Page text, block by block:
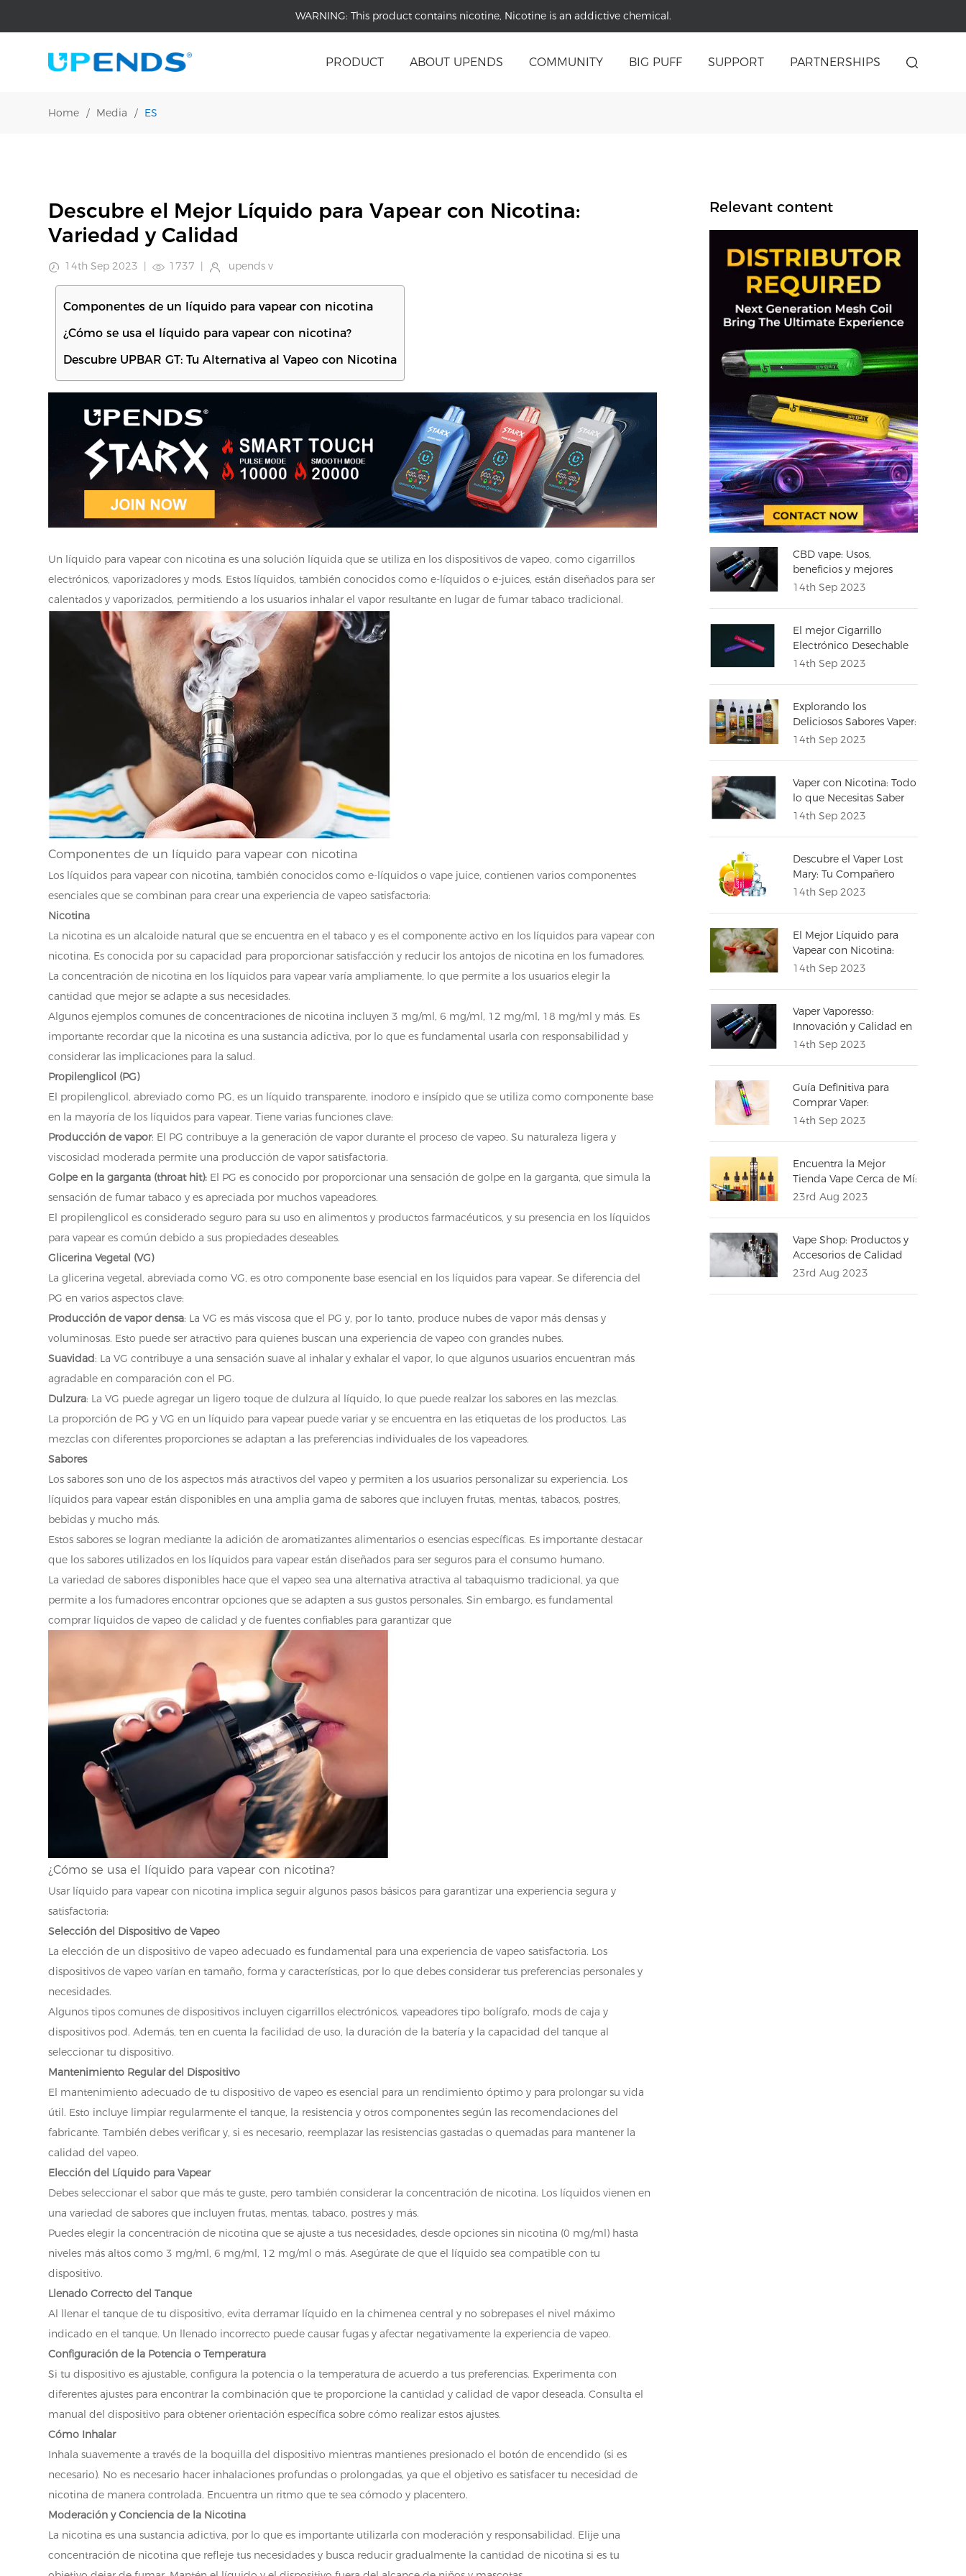
WARNING: This product contains nicotine, Nicotine is an addictive chemical.
PRODUCT ABOUT UPENDS COMMUNITY BIG PUFF SUPPORT PARTNERSHIPS
Home / Media / ES
Descubre el Mejor Líquido para Vapear con Nicotina:
Variedad y Calidad
14th Sep 2023 1737 upends v
Componentes de un líquido para vapear con nicotina
¿Cómo se usa el líquido para vapear con nicotina?
Descubre UPBAR GT: Tu Alternativa al Vapeo con Nicotina
Un líquido para vapear con nicotina es una solución líquida que se utiliza en los dispositivos de vapeo, como cigarrillos
electrónicos, vaporizadores y mods. Estos líquidos, también conocidos como e-líquidos o e-juices, están diseñados para ser
calentados y vaporizados, permitiendo a los usuarios inhalar el vapor resultante en lugar de fumar tabaco tradicional.
Componentes de un líquido para vapear con nicotina
Los líquidos para vapear con nicotina, también conocidos como e-líquidos o vape juice, contienen varios componentes
esenciales que se combinan para crear una experiencia de vapeo satisfactoria:
Nicotina
La nicotina es un alcaloide natural que se encuentra en el tabaco y es el componente activo en los líquidos para vapear con
nicotina. Es conocida por su capacidad para proporcionar satisfacción y reducir los antojos de nicotina en los fumadores.
La concentración de nicotina en los líquidos para vapear varía ampliamente, lo que permite a los usuarios elegir la
cantidad que mejor se adapte a sus necesidades.
Algunos ejemplos comunes de concentraciones de nicotina incluyen 3 mg/ml, 6 mg/ml, 12 mg/ml, 18 mg/ml y más. Es
importante recordar que la nicotina es una sustancia adictiva, por lo que es fundamental usarla con responsabilidad y
considerar las implicaciones para la salud.
Propilenglicol (PG)
El propilenglicol, abreviado como PG, es un líquido transparente, inodoro e insípido que se utiliza como componente base
en la mayoría de los líquidos para vapear. Tiene varias funciones clave:
Producción de vapor: El PG contribuye a la generación de vapor durante el proceso de vapeo. Su naturaleza ligera y
viscosidad moderada permite una producción de vapor satisfactoria.
Golpe en la garganta (throat hit): El PG es conocido por proporcionar una sensación de golpe en la garganta, que simula la
sensación de fumar tabaco y es apreciada por muchos vapeadores.
El propilenglicol es considerado seguro para su uso en alimentos y productos farmacéuticos, y su presencia en los líquidos
para vapear es común debido a sus propiedades deseables.
Glicerina Vegetal (VG)
La glicerina vegetal, abreviada como VG, es otro componente base esencial en los líquidos para vapear. Se diferencia del
PG en varios aspectos clave:
Producción de vapor densa: La VG es más viscosa que el PG y, por lo tanto, produce nubes de vapor más densas y
voluminosas. Esto puede ser atractivo para quienes buscan una experiencia de vapeo con grandes nubes.
Suavidad: La VG contribuye a una sensación suave al inhalar y exhalar el vapor, lo que algunos usuarios encuentran más
agradable en comparación con el PG.
Dulzura: La VG puede agregar un ligero toque de dulzura al líquido, lo que puede realzar los sabores en las mezclas.
La proporción de PG y VG en un líquido para vapear puede variar y se encuentra en las etiquetas de los productos. Las
mezclas con diferentes proporciones se adaptan a las preferencias individuales de los vapeadores.
Sabores
Los sabores son uno de los aspectos más atractivos del vapeo y permiten a los usuarios personalizar su experiencia. Los
líquidos para vapear están disponibles en una amplia gama de sabores que incluyen frutas, mentas, tabacos, postres,
bebidas y mucho más.
Estos sabores se logran mediante la adición de aromatizantes alimentarios o esencias específicas. Es importante destacar
que los sabores utilizados en los líquidos para vapear están diseñados para ser seguros para el consumo humano.
La variedad de sabores disponibles hace que el vapeo sea una alternativa atractiva al tabaquismo tradicional, ya que
permite a los fumadores encontrar opciones que se adapten a sus gustos personales. Sin embargo, es fundamental
comprar líquidos de vapeo de calidad y de fuentes confiables para garantizar que
¿Cómo se usa el líquido para vapear con nicotina?
Usar líquido para vapear con nicotina implica seguir algunos pasos básicos para garantizar una experiencia segura y
satisfactoria:
Selección del Dispositivo de Vapeo
La elección de un dispositivo de vapeo adecuado es fundamental para una experiencia de vapeo satisfactoria. Los
dispositivos de vapeo varían en tamaño, forma y características, por lo que debes considerar tus preferencias personales y
necesidades.
Algunos tipos comunes de dispositivos incluyen cigarrillos electrónicos, vapeadores tipo bolígrafo, mods de caja y
dispositivos pod. Además, ten en cuenta la facilidad de uso, la duración de la batería y la capacidad del tanque al
seleccionar tu dispositivo.
Mantenimiento Regular del Dispositivo
El mantenimiento adecuado de tu dispositivo de vapeo es esencial para un rendimiento óptimo y para prolongar su vida
útil. Esto incluye limpiar regularmente el tanque, la resistencia y otros componentes según las recomendaciones del
fabricante. También debes verificar y, si es necesario, reemplazar las resistencias gastadas o quemadas para mantener la
calidad del vapeo.
Elección del Líquido para Vapear
Debes seleccionar el sabor que más te guste, pero también considerar la concentración de nicotina. Los líquidos vienen en
una variedad de sabores que incluyen frutas, mentas, tabaco, postres y más.
Puedes elegir la concentración de nicotina que se ajuste a tus necesidades, desde opciones sin nicotina (0 mg/ml) hasta
niveles más altos como 3 mg/ml, 6 mg/ml, 12 mg/ml o más. Asegúrate de que el líquido sea compatible con tu
dispositivo.
Llenado Correcto del Tanque
Al llenar el tanque de tu dispositivo, evita derramar líquido en la chimenea central y no sobrepases el nivel máximo
indicado en el tanque. Un llenado incorrecto puede causar fugas y afectar negativamente la experiencia de vapeo.
Configuración de la Potencia o Temperatura
Si tu dispositivo es ajustable, configura la potencia o la temperatura de acuerdo a tus preferencias. Experimenta con
diferentes ajustes para encontrar la combinación que te proporcione la cantidad y calidad de vapor deseada. Consulta el
manual del dispositivo para obtener orientación específica sobre cómo realizar estos ajustes.
Cómo Inhalar
Inhala suavemente a través de la boquilla del dispositivo mientras mantienes presionado el botón de encendido (si es
necesario). No es necesario hacer inhalaciones profundas o prolongadas, ya que el objetivo es satisfacer tu necesidad de
nicotina de manera controlada. Encuentra un ritmo que te sea cómodo y placentero.
Moderación y Conciencia de la Nicotina
La nicotina es una sustancia adictiva, por lo que es importante utilizarla con moderación y responsabilidad. Elije una
concentración de nicotina que refleje tus necesidades y busca reducir gradualmente la cantidad de nicotina si es tu
Relevant content
CBD vape: Usos,
beneficios y mejores
Cigarrillos CBD
14th Sep 2023
El mejor Cigarrillo
Electrónico Desechable
en 2023: Guía y
14th Sep 2023
Explorando los
Deliciosos Sabores Vaper:
Una Guía Completa
14th Sep 2023
Vaper con Nicotina: Todo
lo que Necesitas Saber
sobre el Uso de Vapers
14th Sep 2023
Descubre el Vaper Lost
Mary: Tu Compañero
Perfecto para una
14th Sep 2023
El Mejor Líquido para
Vapear con Nicotina:
Sabores y Opiniones
14th Sep 2023
Vaper Vaporesso:
Innovación y Calidad en
el Mundo del Vapeo
14th Sep 2023
Guía Definitiva para
Comprar Vaper:
Encuentra el Perfecto
14th Sep 2023
Encuentra la Mejor
Tienda Vape Cerca de Mí:
Variedad y Calidad a tu
23rd Aug 2023
Vape Shop: Productos y
Accesorios de Calidad
23rd Aug 2023